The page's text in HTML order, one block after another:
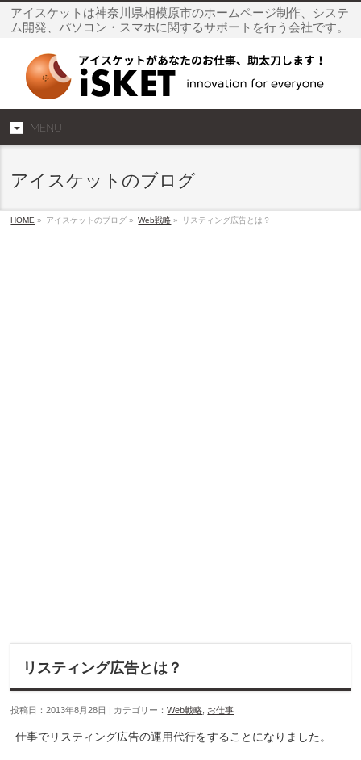
アイスケットは神奈川県相模原市のホームページ制作、システ
ム開発、パソコン・スマホに関するサポートを行う会社です。
MENU
アイスケットのブログ
HOME » アイスケットのブログ » Web戦略 » リスティング広告とは？
リスティング広告とは？
投稿日：2013年8月28日 | カテゴリー：Web戦略 お仕事
仕事でリスティング広告の運用代行をすることになりました。